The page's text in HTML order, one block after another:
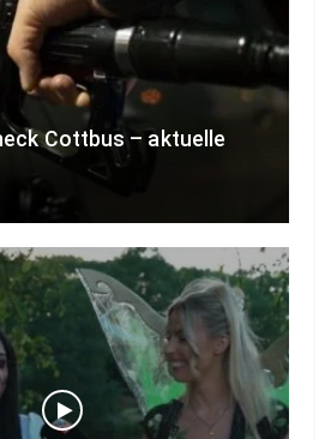
Cottbus – aktuelle